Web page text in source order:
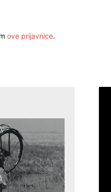
ove prijavnice.